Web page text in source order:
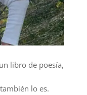
libro de poesía,
lo es.